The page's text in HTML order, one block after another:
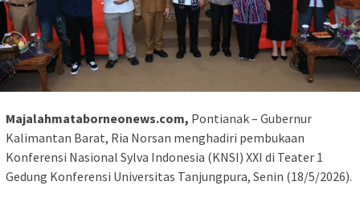
Majalahmataborneonews.com, Pontianak – Gubernur
Kalimantan Barat, Ria Norsan menghadiri pembukaan
Konferensi Nasional Sylva Indonesia (KNSI) XXI di Teater 1
Gedung Konferensi Universitas Tanjungpura, Senin (18/5/2026).